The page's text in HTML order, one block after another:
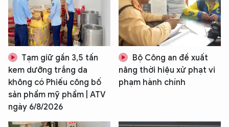
Tạm giữ gần 3,5 tấn
kem dưỡng trắng da
không có Phiếu công bố
sản phẩm mỹ phẩm | ATV
ngày 6/8/2026
Bộ Công an đề xuất
nâng thời hiệu xử phạt vi
phạm hành chính